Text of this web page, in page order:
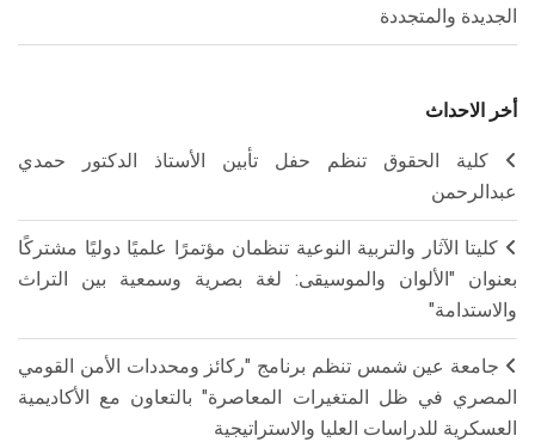
الجديدة والمتجددة
أخر الاحداث
كلية الحقوق تنظم حفل تأبين الأستاذ الدكتور حمدي
عبدالرحمن
كليتا الآثار والتربية النوعية تنظمان مؤتمرًا علميًا دوليًا مشتركًا
بعنوان "الألوان والموسيقى: لغة بصرية وسمعية بين التراث
والاستدامة"
جامعة عين شمس تنظم برنامج "ركائز ومحددات الأمن القومي
المصري في ظل المتغيرات المعاصرة" بالتعاون مع الأكاديمية
العسكرية للدراسات العليا والاستراتيجية